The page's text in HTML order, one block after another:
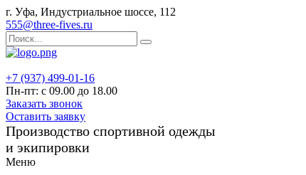
г. Уфа, Индустриальное шоссе, 112
555@three-fives.ru
+7 (937) 499-01-16
Пн-пт: с 09.00 до 18.00
Заказать звонок
Оставить заявку
Производство спортивной одежды
и экипировки
Меню